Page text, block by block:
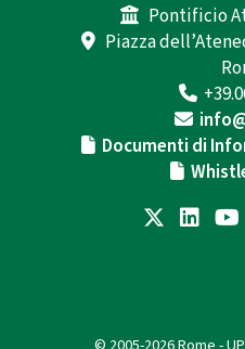
Pontificio
Piazza
Documenti di